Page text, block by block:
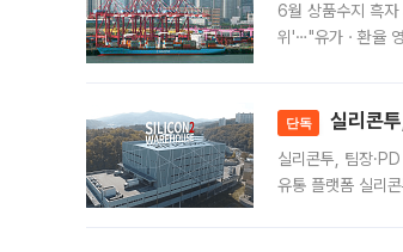
6월 상품수지 흑
위'⋯"유가ㆍ환율
단독 실리콘
실리콘투, 팀장
유통 플랫폼 실리